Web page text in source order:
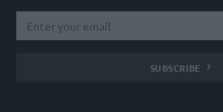
SUBSCRIBE